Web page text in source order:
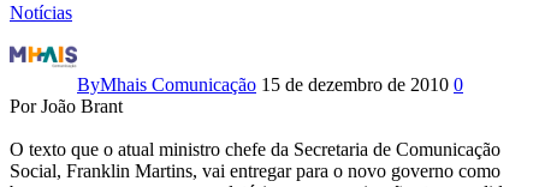
Notícias
Proposta
para
novo
marco
ByMhais Comunicação 15 de dezembro de 2010 0
Por João Brant
O texto que o atual ministro chefe da Secretaria de Comunicação
Social, Franklin Martins, vai entregar para o novo governo como